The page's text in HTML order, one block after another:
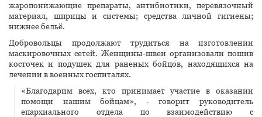
жаропонижающие препараты, антибиотики, перевязочный
материал, шприцы и системы; средства личной гигиены;
нижнее бельё.
Добровольцы продолжают трудиться на изготовлении
маскировочных сетей. Женщины-швеи организовали пошив
косточек и подушек для раненых бойцов, находящихся на
лечении в военных госпиталях.
«Благодарим всех, кто принимает участие в оказании
помощи нашим бойцам», - говорит руководитель
епархиального отдела по взаимодействию с